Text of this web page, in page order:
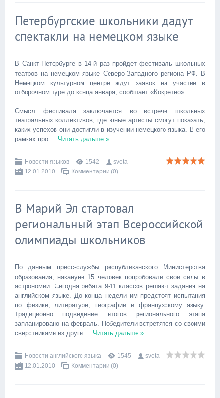
Петербургские школьники дадут
спектакли на немецком языке
В Санкт-Петербурге в 14-й раз пройдет фестиваль школьных
театров на немецком языке Северо-Западного региона РФ. В
Немецком культурном центре ждут заявок на участие в
отборочном туре до конца января, сообщает «Кокретно».
Смысл фестиваля заключается во встрече школьных
театральных коллективов, где юные артисты смогут показать,
каких успехов они достигли в изучении немецкого языка. В его
рамках про ... Читать дальше »
Новости языков 1542
sveta
12.01.2010
Комментарии (0)
В Марий Эл стартовал
региональный этап Всероссийской
олимпиады школьников
По данным пресс-службы республиканского Министерства
образования, накануне 15 человек попробовали свои силы в
астрономии. Сегодня ребята 9-11 классов решают задания на
английском языке. До конца недели им предстоят испытания
по физике, литературе, географии и французскому языку.
Традиционно подведение итогов регионального этапа
запланировано на февраль. Победители встретятся со своими
сверстниками из други ... Читать дальше »
Новости английского языка 1545
sveta
12.01.2010
Комментарии (0)